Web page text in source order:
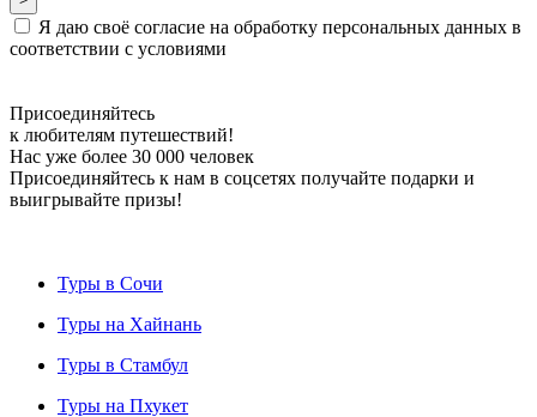
Я даю своё согласие на обработку персональных данных в
соответствии с условиями
Присоединяйтесь
к любителям путешествий!
Нас уже более 30 000 человек
Присоединяйтесь к нам в соцсетях получайте подарки и
выигрывайте призы!
Туры в Сочи
Туры на Хайнань
Туры в Стамбул
Туры на Пхукет